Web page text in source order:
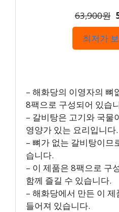
63,900원
최저가
– 해화당의 이영자의 뼈
8팩으로 구성되어 있습
– 갈비탕은 고기와 국물
영양가 있는 요리입니다.
– 뼈가 없는 갈비탕이므
습니다.
– 이 제품은 8팩으로 구
함께 즐길 수 있습니다.
– 해화당에서 만든 이
들어져 있습니다.